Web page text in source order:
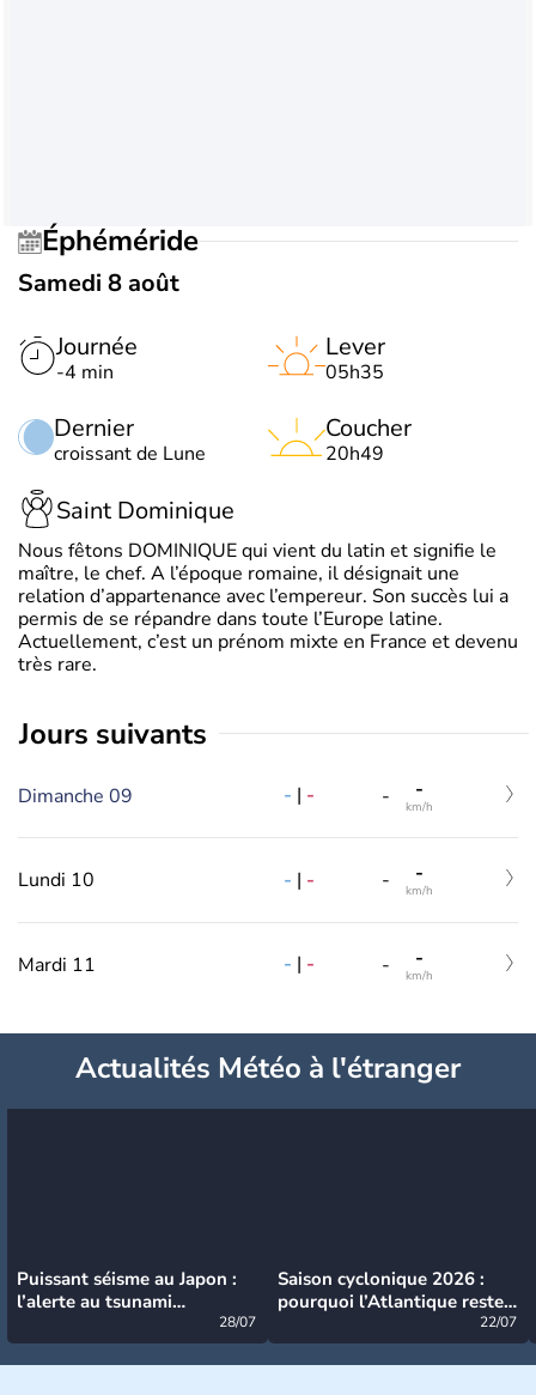
Éphéméride
Samedi 8 août
Journée
-4 min
Dernier
croissant de Lune
Lever
05h35
Coucher
20h49
Saint Dominique
Nous fêtons DOMINIQUE qui vient du latin et signifie le
maître, le chef. A l’époque romaine, il désignait une
relation d’appartenance avec l’empereur. Son succès lui a
permis de se répandre dans toute l’Europe latine.
Actuellement, c’est un prénom mixte en France et devenu
très rare.
jours suivants
Dimanche 09 - | - - -
km/h
Lundi 10 - | - - -
km/h
Mardi 11 - | - - -
km/h
Actualités Météo à l'étranger
Puissant séisme au Japon :
l’alerte au tsunami
28/07
Saison cyclonique 2026 :
pourquoi l’Atlantique reste
22/07